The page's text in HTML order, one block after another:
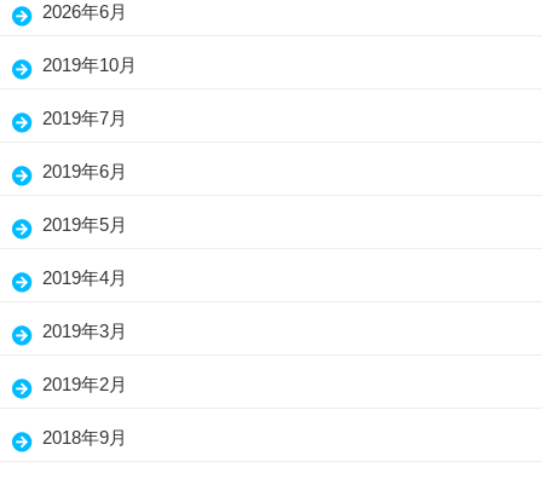
2026年6月
2019年10月
2019年7月
2019年6月
2019年5月
2019年4月
2019年3月
2019年2月
2018年9月